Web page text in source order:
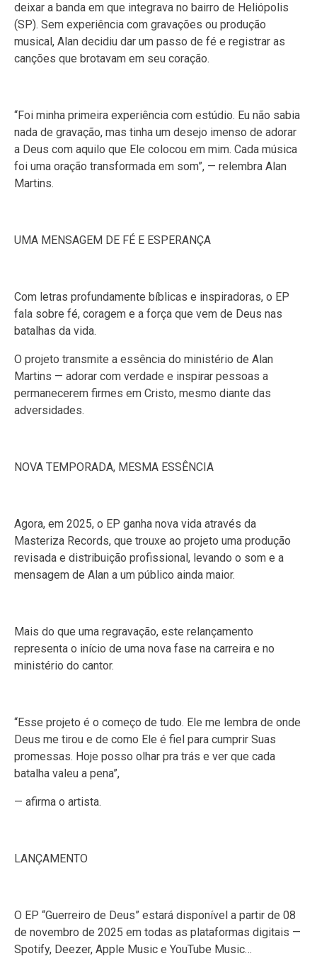
deixar a banda em que integrava no bairro de Heliópolis
(SP). Sem experiência com gravações ou produção
musical, Alan decidiu dar um passo de fé e registrar as
canções que brotavam em seu coração.
“Foi minha primeira experiência com estúdio. Eu não sabia
nada de gravação, mas tinha um desejo imenso de adorar
a Deus com aquilo que Ele colocou em mim. Cada música
foi uma oração transformada em som”, — relembra Alan
Martins.
UMA MENSAGEM DE FÉ E ESPERANÇA
Com letras profundamente bíblicas e inspiradoras, o EP
fala sobre fé, coragem e a força que vem de Deus nas
batalhas da vida.
O projeto transmite a essência do ministério de Alan
Martins — adorar com verdade e inspirar pessoas a
permanecerem firmes em Cristo, mesmo diante das
adversidades.
NOVA TEMPORADA, MESMA ESSÊNCIA
Agora, em 2025, o EP ganha nova vida através da
Masteriza Records, que trouxe ao projeto uma produção
revisada e distribuição profissional, levando o som e a
mensagem de Alan a um público ainda maior.
Mais do que uma regravação, este relançamento
representa o início de uma nova fase na carreira e no
ministério do cantor.
“Esse projeto é o começo de tudo. Ele me lembra de onde
Deus me tirou e de como Ele é fiel para cumprir Suas
promessas. Hoje posso olhar pra trás e ver que cada
batalha valeu a pena”,
— afirma o artista.
LANÇAMENTO
O EP “Guerreiro de Deus” estará disponível a partir de 08
de novembro de 2025 em todas as plataformas digitais —
Spotify, Deezer, Apple Music e YouTube Music…